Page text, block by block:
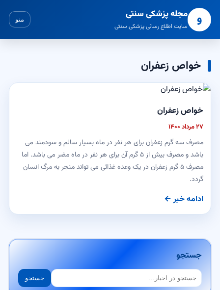
و مجله پزشکی سنتی
سایت اطلاع رسانی پزشکی سنتی
منو
خواص زعفران
خواص زعفران
۲۷ مرداد ۱۴۰۰
مصرف سه گرم زعفران برای هر نفر در ماه بسیار سالم و سودمند می
باشد و مصرف بیش از ۵ گرم آن برای هر نفر در ماه مضر می باشد. اما
مصرف ۵ گرم زعفران در یک وعده غذائی می تواند منجر به مرگ انسان
گردد.
ادامه خبر ←
جستجو
جستجو جستجو